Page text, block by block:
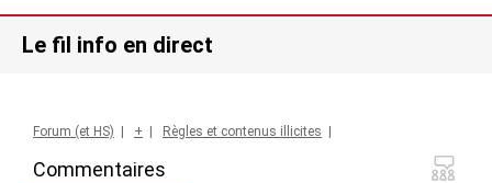
Le fil info en direct
Commentaires
Forum (et HS) + Règles et contenus illicites